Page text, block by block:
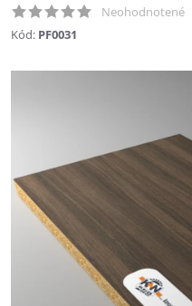
Neohodnotené
Kód: PF0031